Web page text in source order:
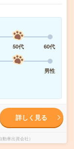
50代
60代
男性
詳しく見る
車出資会社）